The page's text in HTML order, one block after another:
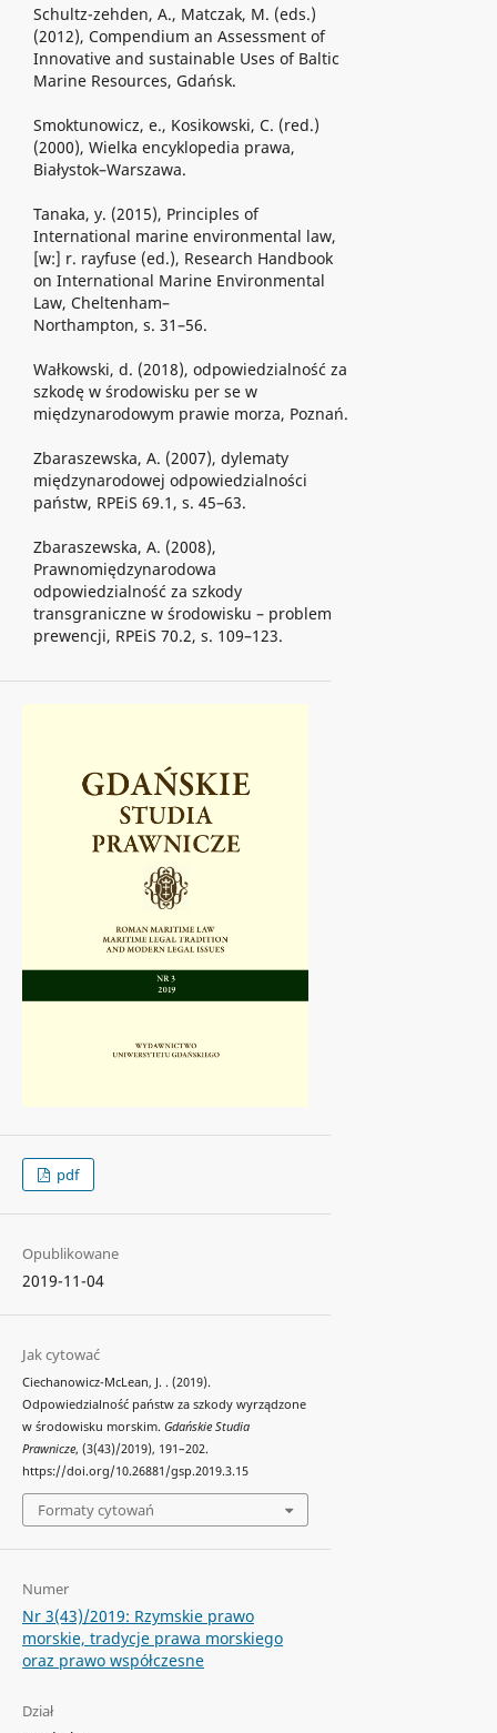
Schultz-zehden, A., Matczak, M. (eds.)
(2012), Compendium an Assessment of
Innovative and sustainable Uses of Baltic
Marine Resources, Gdańsk.
Smoktunowicz, e., Kosikowski, C. (red.)
(2000), Wielka encyklopedia prawa,
Białystok–Warszawa.
Tanaka, y. (2015), Principles of
International marine environmental law,
[w:] r. rayfuse (ed.), Research Handbook
on International Marine Environmental
Law, Cheltenham–
Northampton, s. 31–56.
Wałkowski, d. (2018), odpowiedzialność za
szkodę w środowisku per se w
międzynarodowym prawie morza, Poznań.
Zbaraszewska, A. (2007), dylematy
międzynarodowej odpowiedzialności
państw, RPEiS 69.1, s. 45–63.
Zbaraszewska, A. (2008),
Prawnomiędzynarodowa
odpowiedzialność za szkody
transgraniczne w środowisku – problem
prewencji, RPEiS 70.2, s. 109–123.
pdf
Opublikowane
2019-11-04
Jak cytować
Ciechanowicz-McLean, J. . (2019).
Odpowiedzialność państw za szkody wyrządzone
w środowisku morskim. Gdańskie Studia
Prawnicze, (3(43)/2019), 191–202.
https://doi.org/10.26881/gsp.2019.3.15
Formaty cytowań
Numer
Nr 3(43)/2019: Rzymskie prawo
morskie, tradycje prawa morskiego
oraz prawo współczesne
Dział